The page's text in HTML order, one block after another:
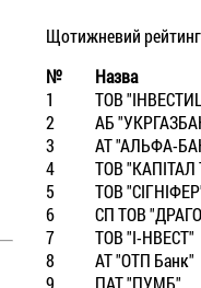
Щотижневий рейтинг
№
Назва
1
ТОВ
2
АБ
3
АТ "АЛЬФА-
4
ТОВ "КАПIТАЛ
5
ТОВ
6
СП ТОВ
7
ТОВ "I-НВЕСТ"
8
АТ "ОТП Банк"
9
ПАТ "ПУМБ"